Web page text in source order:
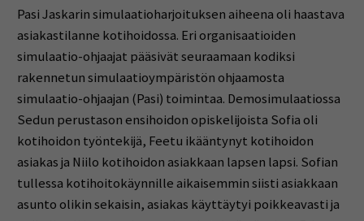
Pasi Jaskarin simulaatioharjoituksen aiheena oli haastava
asiakastilanne kotihoidossa. Eri organisaatioiden
simulaatio-ohjaajat pääsivät seuraamaan kodiksi
rakennetun simulaatioympäristön ohjaamosta
simulaatio-ohjaajan (Pasi) toimintaa. Demosimulaatiossa
Sedun perustason ensihoidon opiskelijoista Sofia oli
kotihoidon työntekijä, Feetu ikääntynyt kotihoidon
asiakas ja Niilo kotihoidon asiakkaan lapsen lapsi. Sofian
tullessa kotihoitokäynnille aikaisemmin siisti asiakkaan
asunto olikin sekaisin, asiakas käyttäytyi poikkeavasti ja